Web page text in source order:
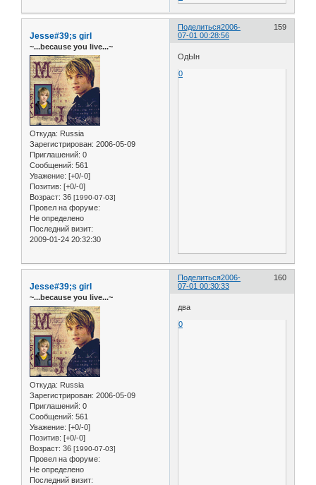
Поделиться 159
2006-
07-01 00:28:56
Jesse#39;s girl
~...because you live...~
Откуда: Russia
Зарегистрирован: 2006-05-09
Приглашений: 0
Сообщений: 561
Уважение: [+0/-0]
Позитив: [+0/-0]
Возраст: 36 [1990-07-03]
Провел на форуме:
Не определено
Последний визит:
2009-01-24 20:32:30
ОдЫн
0
Поделиться 160
2006-
07-01 00:30:33
Jesse#39;s girl
~...because you live...~
Откуда: Russia
Зарегистрирован: 2006-05-09
Приглашений: 0
Сообщений: 561
Уважение: [+0/-0]
Позитив: [+0/-0]
Возраст: 36 [1990-07-03]
Провел на форуме:
Не определено
Последний визит:
два
0